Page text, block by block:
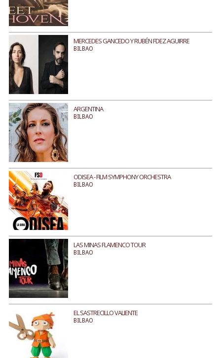
MERCEDES GANCEDO Y RUBÉN FDEZ AGUIRRE
BILBAO
ARGENTINA
BILBAO
ODISEA - FILM SYMPHONY ORCHESTRA
BILBAO
LAS MINAS FLAMENCO TOUR
BILBAO
EL SASTRECILLO VALIENTE
BILBAO